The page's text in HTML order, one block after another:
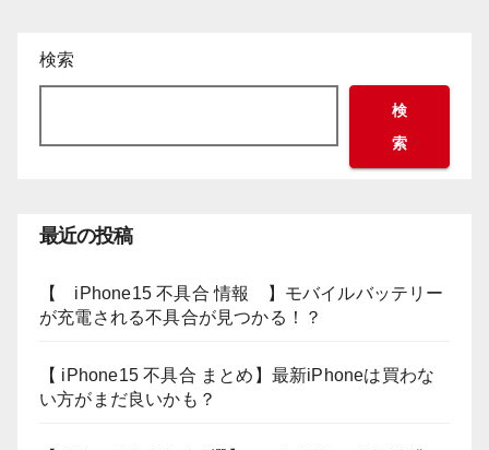
検索
検
索
最近の投稿
【 iPhone15 不具合 情報 】モバイルバッテリー
が充電される不具合が見つかる！？
【 iPhone15 不具合 まとめ】最新iPhoneは買わな
い方がまだ良いかも？